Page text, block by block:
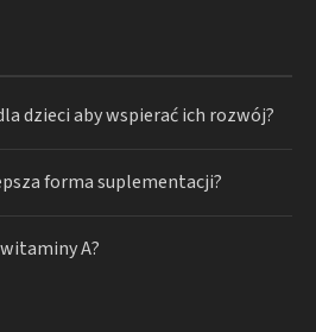
dzieci aby wspierać ich rozwój?
forma suplementacji?
A?